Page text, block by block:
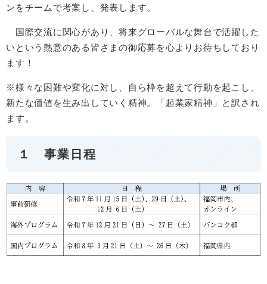
ンをチームで考案し、発表します。
国際交流に関心があり、将来グローバルな舞台で活躍した
いという熱意のある皆さまの御応募を心よりお待ちしており
ます！
※様々な困難や変化に対し、自ら枠を超えて行動を起こし、
新たな価値を生み出していく精神。「起業家精神」と訳され
ます。
１ 事業日程